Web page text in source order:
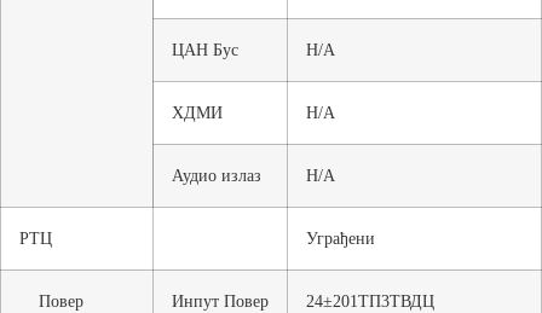
ЦАН Бус Н/А
ХДМИ Н/А
Аудио излаз Н/А
РТЦ Уграђени
Повер Инпут Повер 24±201ТП3ТВДЦ